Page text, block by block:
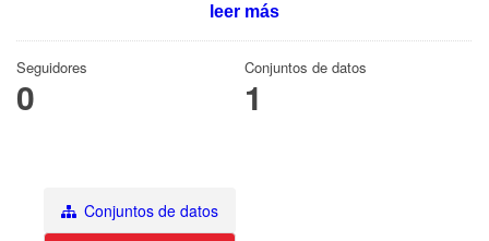
leer más
Seguidores
0
Conjuntos de datos
1
Conjuntos de datos